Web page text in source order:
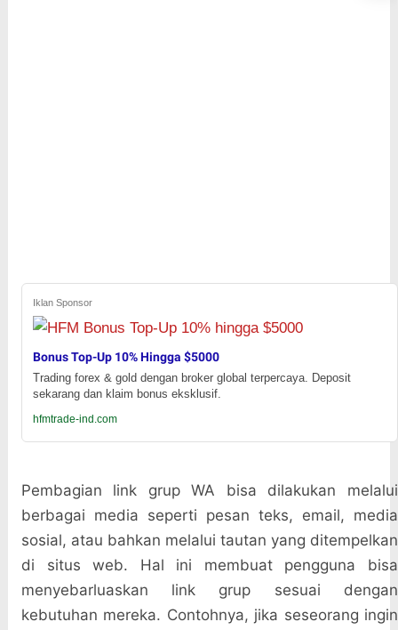
Iklan Sponsor
Bonus Top-Up 10% Hingga $5000
Trading forex & gold dengan broker global terpercaya. Deposit
sekarang dan klaim bonus eksklusif.
hfmtrade-ind.com
Pembagian link grup WA bisa dilakukan melalui
berbagai media seperti pesan teks, email, media
sosial, atau bahkan melalui tautan yang ditempelkan
di situs web. Hal ini membuat pengguna bisa
menyebarluaskan link grup sesuai dengan
kebutuhan mereka. Contohnya, jika seseorang ingin